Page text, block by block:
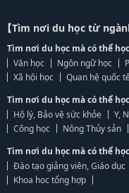
【Tìm nơi du học từ
Tìm nơi du học mà có thể
Văn học
Ngôn ngữ học
Xã hội học
Quan hệ quốc
Tìm nơi du học mà có thể
Hộ lý, Bảo vệ sức khỏe
Y,
Công học
Nông Thủy sản
Tìm nơi du học mà có thể
Đào tạo giảng viên, Giáo dục
Khoa học tổng hợp